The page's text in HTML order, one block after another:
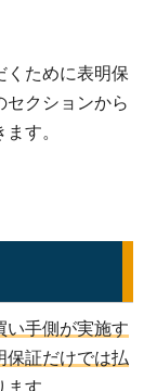
くために表明保
セクションから
す。
い手側が実施す
保証だけでは払
す。